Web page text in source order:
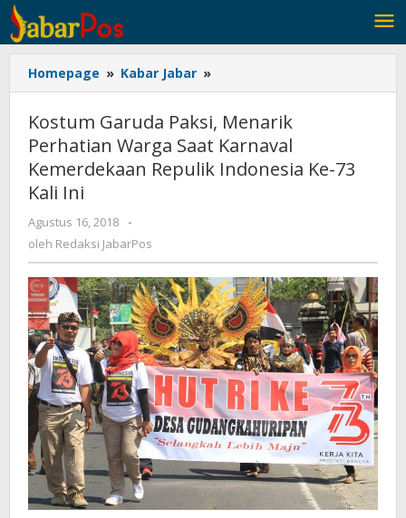
Lewati
ke
konten
Homepage » Kabar Jabar »
Garuda
Menarik
Perhatian
Warga
Indonesia
Ke-
73
Kali
Ini
Kostum Garuda Paksi, Menarik
Perhatian Warga Saat Karnaval
Kemerdekaan Repulik Indonesia Ke-73
Kali Ini
Agustus 16, 2018
oleh
Redaksi
-
oleh Redaksi JabarPos